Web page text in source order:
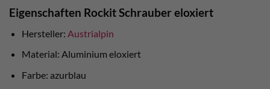
Eigenschaften Rockit Schrauber eloxiert
Hersteller: Austrialpin
Material: Aluminium eloxiert
Farbe: azurblau